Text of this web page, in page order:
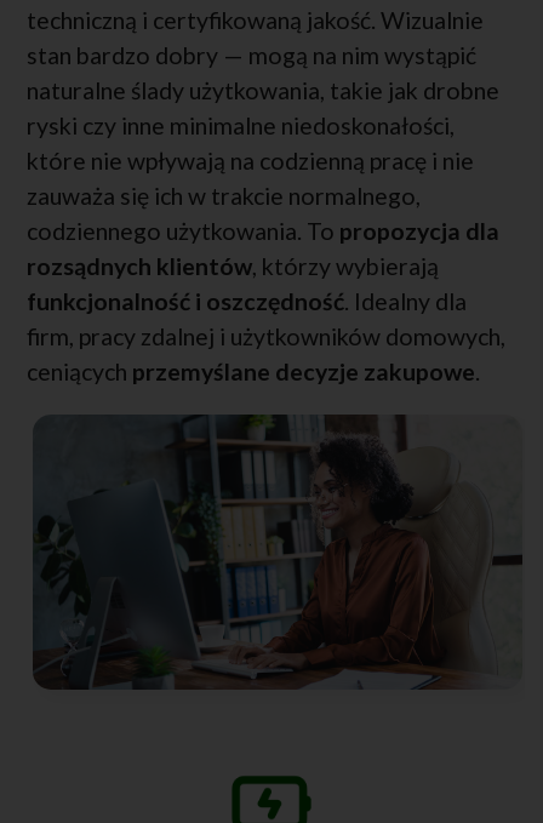
techniczną i certyfikowaną jakość. Wizualnie
stan bardzo dobry — mogą na nim wystąpić
naturalne ślady użytkowania, takie jak drobne
ryski czy inne minimalne niedoskonałości,
które nie wpływają na codzienną pracę i nie
zauważa się ich w trakcie normalnego,
codziennego użytkowania. To propozycja dla
rozsądnych klientów , którzy wybierają
funkcjonalność i oszczędność . Idealny dla
firm, pracy zdalnej i użytkowników domowych,
ceniących przemyślane decyzje zakupowe